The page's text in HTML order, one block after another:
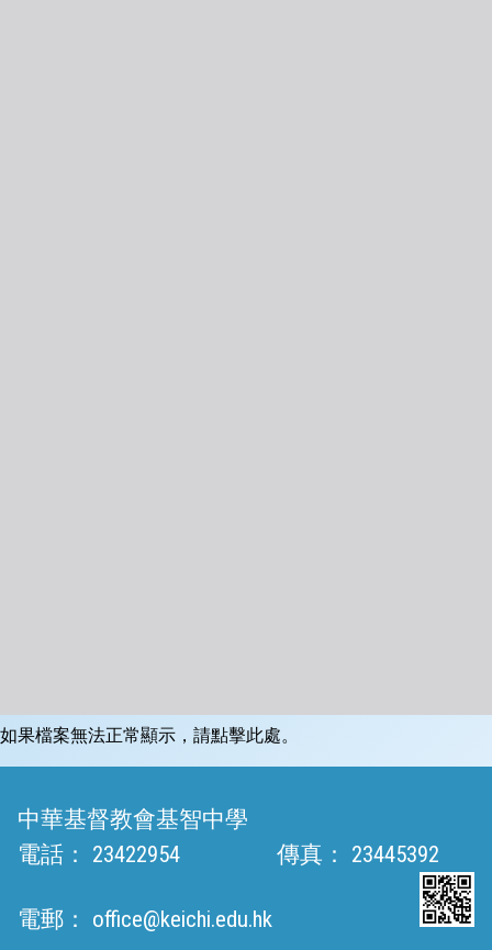
如果檔案無法正常顯示，請點擊此處。
中華基督教會基智中學
電話：
23422954 傳真： 23445392
電郵： office@keichi.edu.hk